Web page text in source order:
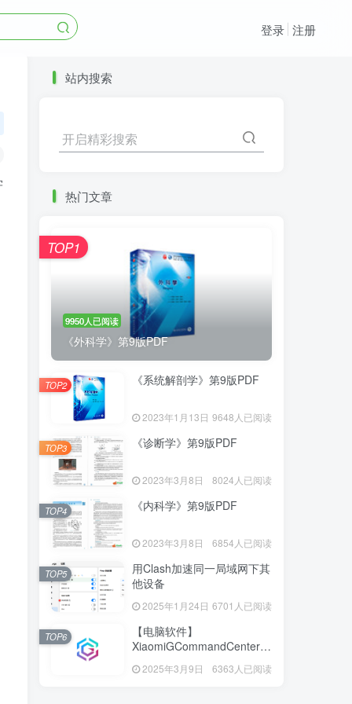
登录 注册
站内搜索
开启精彩搜索
热门文章
9950人已阅读
《外科学》第9版PDF
TOP1
《系统解剖学》第9版PDF
2023年1月13日 9648人已阅读
TOP2
《诊断学》第9版PDF
2023年3月8日 8024人已阅读
TOP3
《内科学》第9版PDF
2023年3月8日 6854人已阅读
TOP4
用Clash加速同一局域网下其
他设备
2025年1月24日 6701人已阅读
TOP5
【电脑软件】
XiaomiGCommandCenter—
小米G控制中心
2025年3月9日 6363人已阅读
TOP6